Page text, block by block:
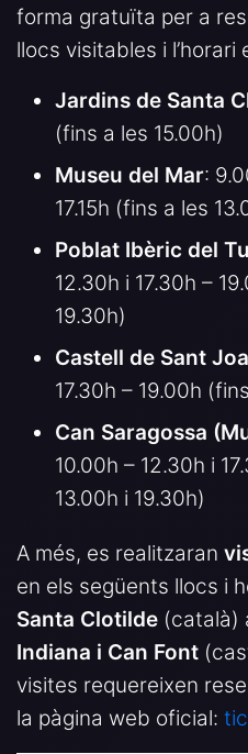
forma gratuïta per a
llocs visitables i
Jardins de Santa
(fins a les 15.00h)
Museu del Mar:
17.15h (fins a les
Poblat Ibèric del
12.30h i 17.30h –
19.30h)
Castell de Sant
17.30h – 19.00h
Can Saragossa
10.00h – 12.30h i
13.00h i 19.30h)
A més, es realitzaran
en els següents llocs i
Santa Clotilde (català)
Indiana i Can Font
visites requereixen
la pàgina web oficial: